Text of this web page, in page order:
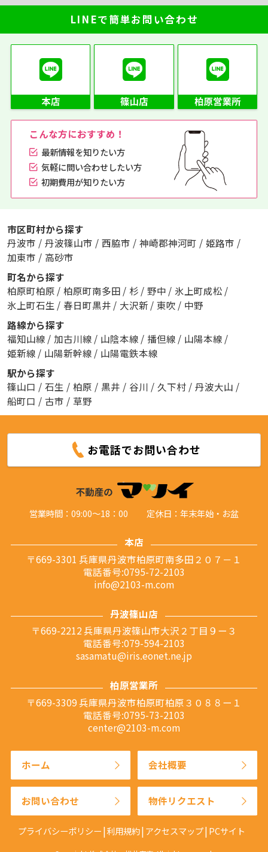
LINEで簡単お問い合わせ
こんな方におすすめ！
最新情報を知りたい方
気軽に問い合わせしたい方
初期費用が知りたい方
市区町村から探す
丹波市 / 丹波篠山市 / 西脇市 / 神崎郡神河町 / 姫路市 /
加東市 / 高砂市
町名から探す
柏原町柏原 / 柏原町南多田 / 杉 / 野中 / 氷上町成松 /
氷上町石生 / 春日町黒井 / 大沢新 / 東吹 / 中野
路線から探す
福知山線 / 加古川線 / 山陰本線 / 播但線 / 山陽本線 /
姫新線 / 山陽新幹線 / 山陽電鉄本線
駅から探す
篠山口 / 石生 / 柏原 / 黒井 / 谷川 / 久下村 / 丹波大山 /
船町口 / 古市 / 草野
お電話でお問い合わせ
営業時間：09:00～18：00 定休日：年末年始・お盆
本店
〒669-3301 兵庫県丹波市柏原町南多田２０７－１
電話番号:0795-72-2103
info@2103-m.com
丹波篠山店
〒669-2212 兵庫県丹波篠山市大沢２丁目９ー３
電話番号:079-594-2103
sasamatu@iris.eonet.ne.jp
柏原営業所
〒669-3309 兵庫県丹波市柏原町柏原３０８８ー１
電話番号:0795-73-2103
center@2103-m.com
ホーム 会社概要
お問い合わせ 物件リクエスト
プライバシーポリシー 利用規約 アクセスマップ PCサイト